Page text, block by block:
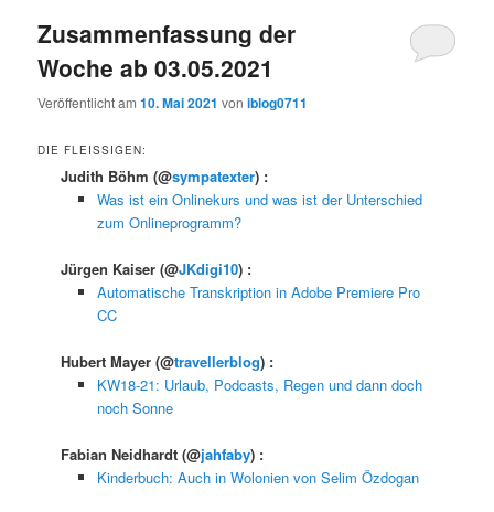
Zusammenfassung der
Woche ab 03.05.2021
Veröffentlicht am10. Mai 2021 voniblog0711
DIE FLEISSIGEN:
Judith Böhm(@sympatexter) :
Was ist ein Onlinekurs und was ist der Unterschied
zum Onlineprogramm?
Jürgen Kaiser(@JKdigi10) :
Automatische Transkription in Adobe Premiere Pro
CC
Hubert Mayer(@travellerblog) :
KW18-21: Urlaub, Podcasts, Regen und dann doch
noch Sonne
Fabian Neidhardt(@jahfaby) :
Kinderbuch: Auch in Wolonien von Selim Özdogan